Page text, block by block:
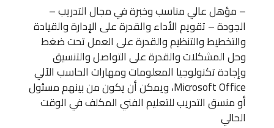
– مؤهل عالي مناسب وخبرة في مجال التدريب –
الجودة – تقويم الأداء والقدرة على الإدارة والقيادة
والتخطيط والتنظيم والقدرة على العمل تحت ضغط
وحل المشكلات والقدرة على التواصل والتنسيق
وإجادة تكنولوجيا المعلومات ومهارات الحاسب الآلي
Microsoft Office، ويمكن أن يكون من بينهم مسئول
أو منسق التدريب للتعليم الفني المكلف في الوقت
الحالي